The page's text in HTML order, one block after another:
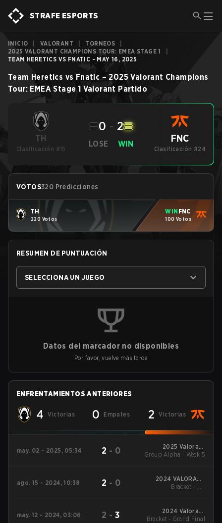
STRAFE ESPORTS
INICIO VALORANT TORNEOS
2025 VALORANT CHAMPIONS TOUR: EMEA STAGE 1
TEAM HERETICS VS FNATIC - MAY 16, 2025
Team Heretics vs Fnatic– 2025 Valorant Champions
Tour: EMEA Stage 1 Valorant Partido
TH
Clasificación #15
LOSE
0 - 2
WIN FNC
Clasificación #24
VOTOS320 Predicciones
TH
220 Votos
WIN FNC
100 Votos
RESUMEN DE PUNTUACIÓN
SELECCIONA UN JUEGO
Datos del marcador no disponibles
Por favor, vuelve más tarde
ENFRENTAMIENTOS ANTERIORES
4 Victorias 0 Empates 2 Victorias
may. 02 - 2025, 05:34 2 - 0
2025 Valorant
Champions Tour:
Group Alpha - Week 5
ago. 15 - 2024, 10:38 2 - 0
2024 VALORANT
Champions
Bracket - UB
may. 12 - 2024, 03:06 2 -3
2024 Valorant
Champions Tour
Bracket - Grand Final